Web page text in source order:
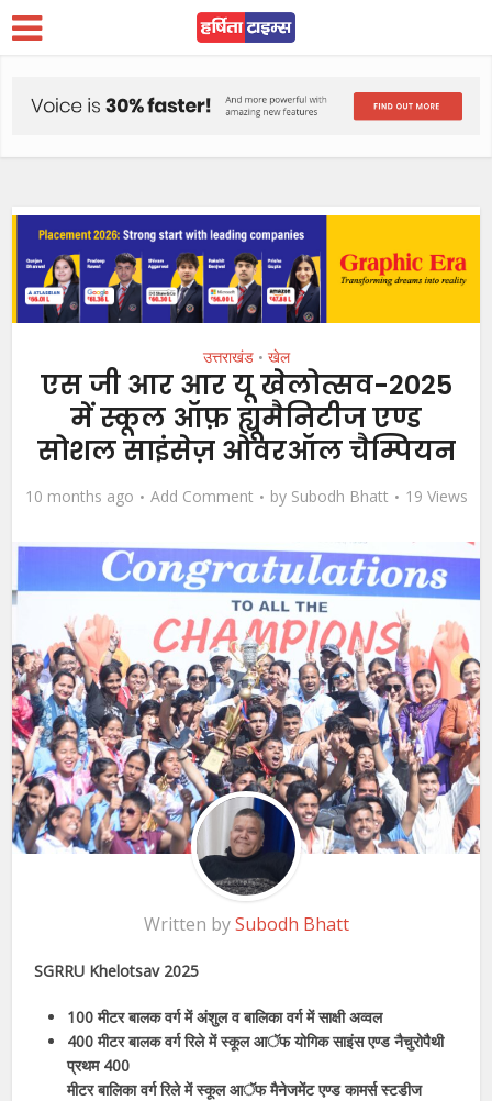
उत्तराखंड • खेल
एस जी आर आर यू खेलोत्सव-2025
में स्कूल ऑफ़ ह्यूमैनिटीज एण्ड
सोशल साइंसेज़ ओवरऑल चैम्पियन
10 months ago Add Comment by Subodh Bhatt 19 Views
Written bySubodh Bhatt
SGRRU Khelotsav 2025
100 मीटर बालक वर्ग में अंशुल व बालिका वर्ग में साक्षी अव्वल
400 मीटर बालक वर्ग रिले में स्कूल आॅफ योगिक साइंस एण्ड नैचुरोपैथी
प्रथम 400
मीटर बालिका वर्ग रिले में स्कूल आॅफ मैनेजमेंट एण्ड कामर्स स्टडीज